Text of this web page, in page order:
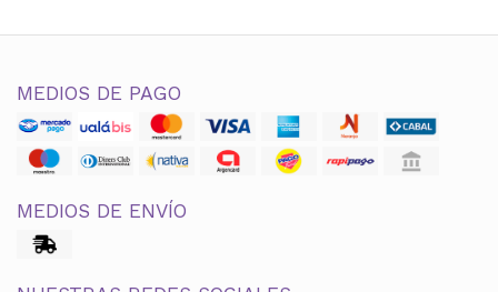
MEDIOS DE PAGO
MEDIOS DE ENVÍO